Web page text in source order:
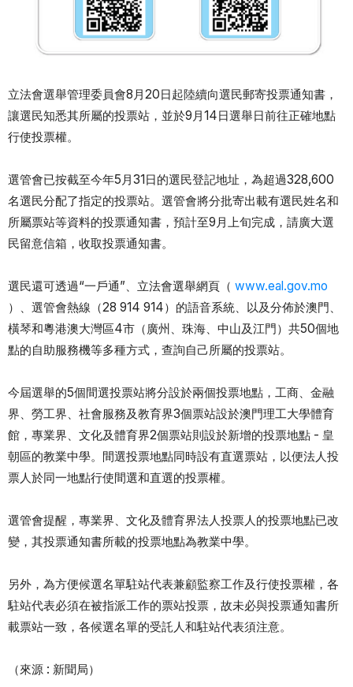
立法會選舉管理委員會8月20日起陸續向選民郵寄投票通知書，
讓選民知悉其所屬的投票站，並於9月14日選舉日前往正確地點
行使投票權。
選管會已按截至今年5月31日的選民登記地址，為超過328,600
名選民分配了指定的投票站。選管會將分批寄出載有選民姓名和
所屬票站等資料的投票通知書，預計至9月上旬完成，請廣大選
民留意信箱，收取投票通知書。
選民還可透過“一戶通”、立法會選舉網頁（ www.eal.gov.mo
）、選管會熱線（28 914 914）的語音系統、以及分佈於澳門、
橫琴和粵港澳大灣區4市（廣州、珠海、中山及江門）共50個地
點的自助服務機等多種方式，查詢自己所屬的投票站。
今屆選舉的5個間選投票站將分設於兩個投票地點，工商、金融
界、勞工界、社會服務及教育界3個票站設於澳門理工大學體育
館，專業界、文化及體育界2個票站則設於新增的投票地點 - 皇
朝區的教業中學。間選投票地點同時設有直選票站，以便法人投
票人於同一地點行使間選和直選的投票權。
選管會提醒，專業界、文化及體育界法人投票人的投票地點已改
變，其投票通知書所載的投票地點為教業中學。
另外，為方便候選名單駐站代表兼顧監察工作及行使投票權，各
駐站代表必須在被指派工作的票站投票，故未必與投票通知書所
載票站一致，各候選名單的受託人和駐站代表須注意。
（來源 : 新聞局）